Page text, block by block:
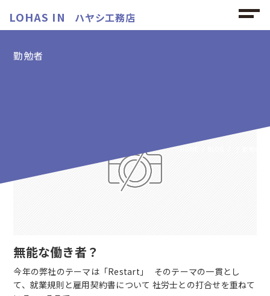
LOHAS IN ハヤシ工務店
勤勉者
無能な働き者？
今年の弊社のテーマは「Restart」 そのテーマの一貫とし
て、就業規則と雇用契約書について 社労士との打合せを重ねて